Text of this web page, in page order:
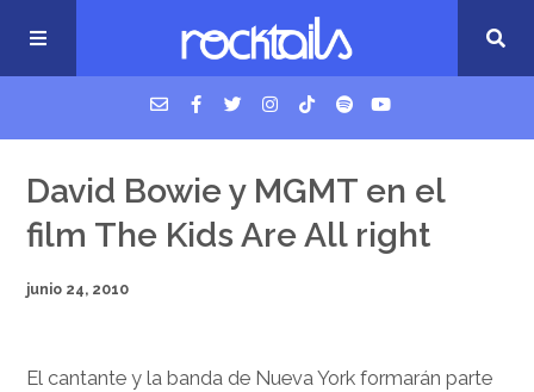
USM Podcast
Cigarrillos en la cama
David Bowie y MGMT en el
film The Kids Are All right
junio 24, 2010
El cantante y la banda de Nueva York formarán parte